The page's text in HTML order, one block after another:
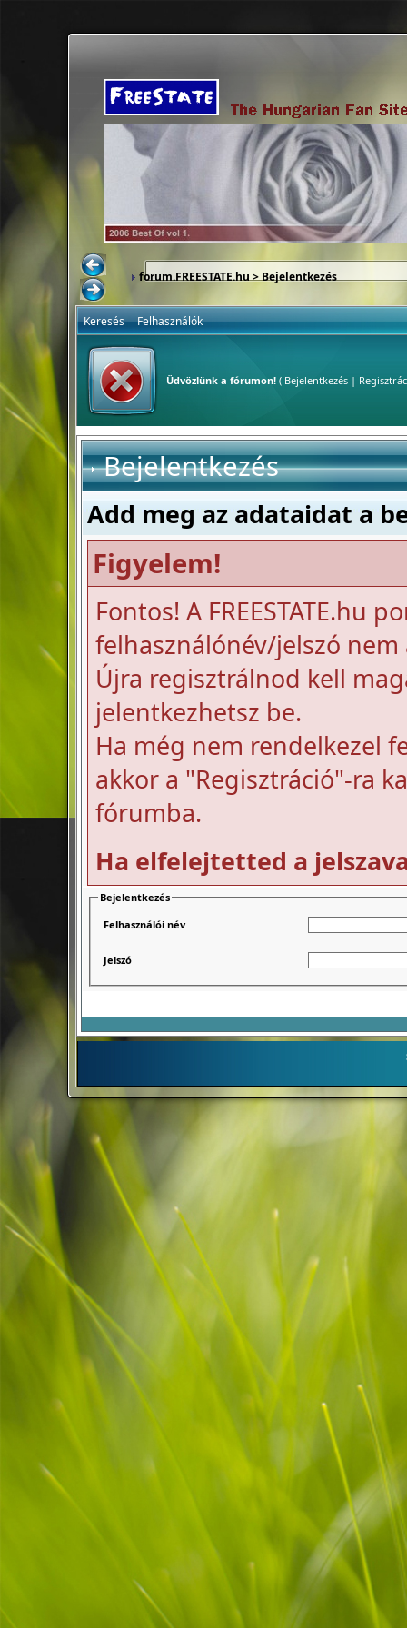
forum.FREESTATE.hu> Bejelentkezés
Keresés Felhasználók
Üdvözlünk a fórumon!( Bejelentkezés|
Bejelentkezés
Add meg az adataidat a
Figyelem!
Fontos! A FREESTATE.hu
felhasználónév/jelszó
Újra regisztrálnod kell
jelentkezhetsz be.
Ha még nem rendelkezel
akkor a "Regisztráció"-ra
fórumba.
Ha elfelejtetted a
Bejelentkezés
Felhasználói név
Jelszó